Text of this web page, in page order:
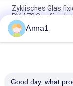
Zyklisches Glas
PV A73 Gpv für
Verlangsamen 476
Pico-Sicherung 1A
Hochspannung
Anna1
Good day, what